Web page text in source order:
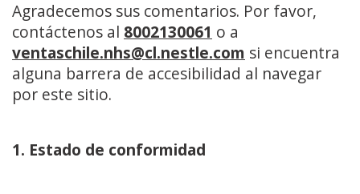
Agradecemos sus comentarios. Por favor,
contáctenos al 8002130061 o a
ventaschile.nhs@cl.nestle.com si encuentra
alguna barrera de accesibilidad al navegar
por este sitio.
1. Estado de conformidad